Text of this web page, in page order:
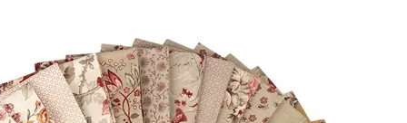
18
Via Costantino
Beschi, 13c - ROMA